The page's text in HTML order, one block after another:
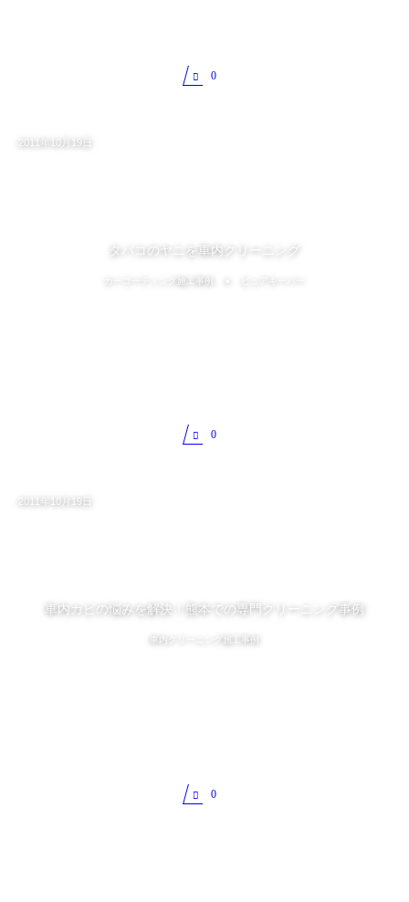
0
タバコのヤニを車内クリーニング
2011年10月19日
カーコーティング施工事例
0
車内カビの悩みを解決！熊本での専門クリーニング事例
2011年10月19日
車内クリーニング施工事例
0